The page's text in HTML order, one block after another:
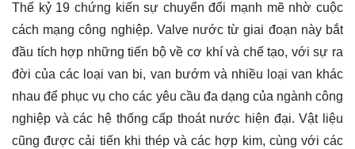
Thế kỷ 19 chứng kiến sự chuyển đổi mạnh mẽ nhờ cuộc
cách mạng công nghiệp. Valve nước từ giai đoạn này bắt
đầu tích hợp những tiến bộ về cơ khí và chế tạo, với sự ra
đời của các loại van bi, van bướm và nhiều loại van khác
nhau để phục vụ cho các yêu cầu đa dạng của ngành công
nghiệp và các hệ thống cấp thoát nước hiện đại. Vật liệu
cũng được cải tiến khi thép và các hợp kim, cùng với các